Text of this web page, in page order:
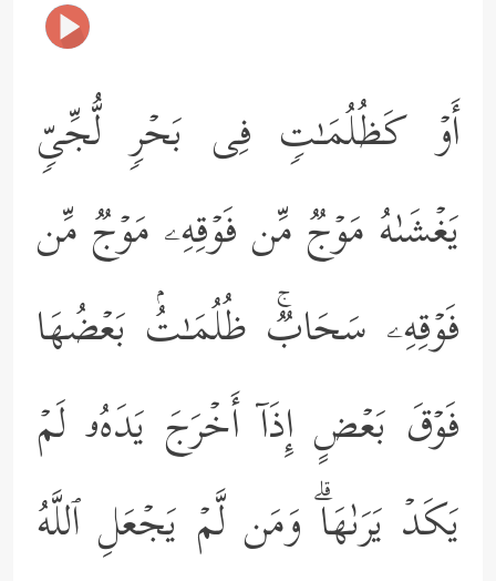
أَوۡ كَظُلُمَـٰتࣲ فِی بَحۡرࣲ لُّجِّیࣲّ
یَغۡشَىٰهُ مَوۡجࣱ مِّن فَوۡقِهِۦ مَوۡجࣱ مِّن
فَوۡقِهِۦ سَحَابࣱۚ ظُلُمَـٰتُۢ بَعۡضُهَا
فَوۡقَ بَعۡضٍ إِذَاۤ أَخۡرَجَ یَدَهُۥ لَمۡ
یَكَدۡ یَرَىٰهَاۗ وَمَن لَّمۡ یَجۡعَلِ ٱللَّهُ